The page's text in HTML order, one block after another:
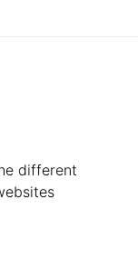
different